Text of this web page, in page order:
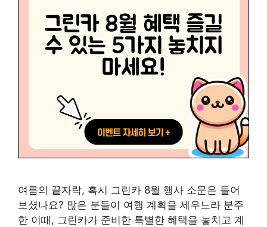
여름의 끝자락, 혹시 그린카 8월 행사 소문은 들어
보셨나요? 많은 분들이 여행 계획을 세우느라 분주
한 이때, 그린카가 준비한 특별한 혜택을 놓치고 계